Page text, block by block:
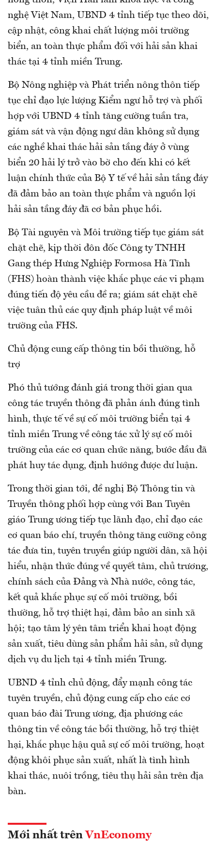
nghệ Việt Nam, UBND 4 tỉnh tiếp tục theo dõi,
cập nhật, công khai chất lượng môi trường
biển, an toàn thực phẩm đối với hải sản khai
thác tại 4 tỉnh miền Trung.
Bộ Nông nghiệp và Phát triển nông thôn tiếp
tục chỉ đạo lực lượng Kiểm ngư hỗ trợ và phối
hợp với UBND 4 tỉnh tăng cường tuần tra,
giám sát và vận động ngư dân không sử dụng
các nghề khai thác hải sản tầng đáy ở vùng
biển 20 hải lý trở vào bờ cho đến khi có kết
luận chính thức của Bộ Y tế về hải sản tầng đáy
đã đảm bảo an toàn thực phẩm và nguồn lợi
hải sản tầng đáy đã cơ bản phục hồi.
Bộ Tài nguyên và Môi trường tiếp tục giám sát
chặt chẽ, kịp thời đôn đốc Công ty TNHH
Gang thép Hưng Nghiệp Formosa Hà Tĩnh
(FHS) hoàn thành việc khắc phục các vi phạm
đúng tiến độ yêu cầu đề ra; giám sát chặt chẽ
việc tuân thủ các quy định pháp luật về môi
trường của FHS.
Chủ động cung cấp thông tin bồi thường, hỗ
trợ
Phó thủ tướng đánh giá trong thời gian qua
công tác truyền thông đã phản ánh đúng tình
hình, thực tế về sự cố môi trường biển tại 4
tỉnh miền Trung về công tác xử lý sự cố môi
trường của các cơ quan chức năng, bước đầu đã
phát huy tác dụng, định hướng được dư luận.
Trong thời gian tới, đề nghị Bộ Thông tin và
Truyền thông phối hợp cùng với Ban Tuyên
giáo Trung ương tiếp tục lãnh đạo, chỉ đạo các
cơ quan báo chí, truyền thông tăng cường công
tác đưa tin, tuyên truyền giúp người dân, xã hội
hiểu, nhận thức đúng về quyết tâm, chủ trương,
chính sách của Đảng và Nhà nước, công tác,
kết quả khắc phục sự cố môi trường, bồi
thường, hỗ trợ thiệt hại, đảm bảo an sinh xã
hội; tạo tâm lý yên tâm triển khai hoạt động
sản xuất, tiêu dùng sản phẩm hải sản, sử dụng
dịch vụ du lịch tại 4 tỉnh miền Trung.
UBND 4 tỉnh chủ động, đẩy mạnh công tác
tuyên truyền, chủ động cung cấp cho các cơ
quan báo đài Trung ương, địa phương các
thông tin về công tác bồi thường, hỗ trợ thiệt
hại, khắc phục hậu quả sự cố môi trường, hoạt
động khôi phục sản xuất, nhất là tình hình
khai thác, nuôi trồng, tiêu thụ hải sản trên địa
bàn.
Mới nhất trên VnEconomy